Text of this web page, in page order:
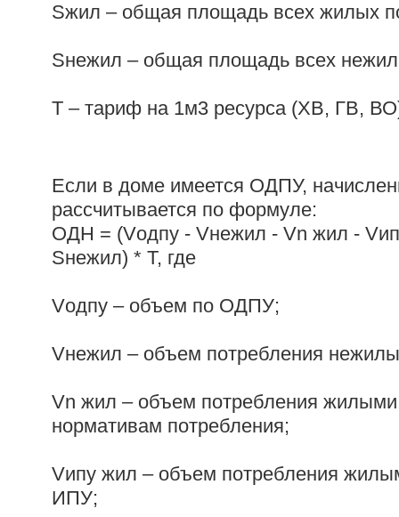
Sжил – общая площадь всех жилых
Sнежил – общая площадь всех
Т – тариф на 1м3 ресурса (ХВ, ГВ,
Если в доме имеется ОДПУ,
рассчитывается по формуле:
ОДН = (Vодпу - Vнежил - Vn жил -
Sнежил) * Т, где
Vодпу – объем по ОДПУ;
Vнежил – объем потребления
Vn жил – объем потребления
нормативам потребления;
Vипу жил – объем потребления
ИПУ;